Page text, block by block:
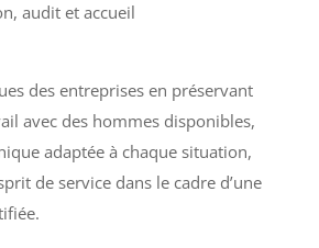
audit et accueil
des entreprises en préservant
avec des hommes disponibles,
adaptée à chaque situation,
de service dans le cadre d’une